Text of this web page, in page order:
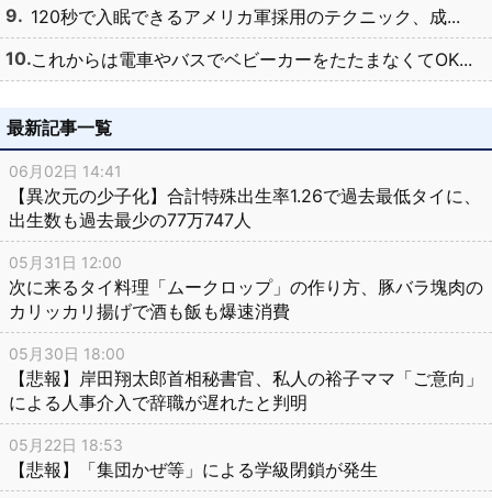
120秒で入眠できるアメリカ軍採用のテクニック、成...
これからは電車やバスでベビーカーをたたまなくてOK...
最新記事一覧
06月02日 14:41
【異次元の少子化】合計特殊出生率1.26で過去最低タイに、
出生数も過去最少の77万747人
05月31日 12:00
次に来るタイ料理「ムークロップ」の作り方、豚バラ塊肉の
カリッカリ揚げで酒も飯も爆速消費
05月30日 18:00
【悲報】岸田翔太郎首相秘書官、私人の裕子ママ「ご意向」
による人事介入で辞職が遅れたと判明
05月22日 18:53
【悲報】「集団かぜ等」による学級閉鎖が発生